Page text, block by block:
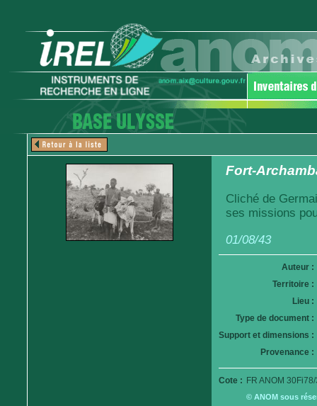
Fort-
Cliché de
ses missions
01/08/43
Auteur :
Territoire :
Lieu :
Type de document :
Support et dimensions :
Provenance :
Cote : FR ANOM
© ANOM sous